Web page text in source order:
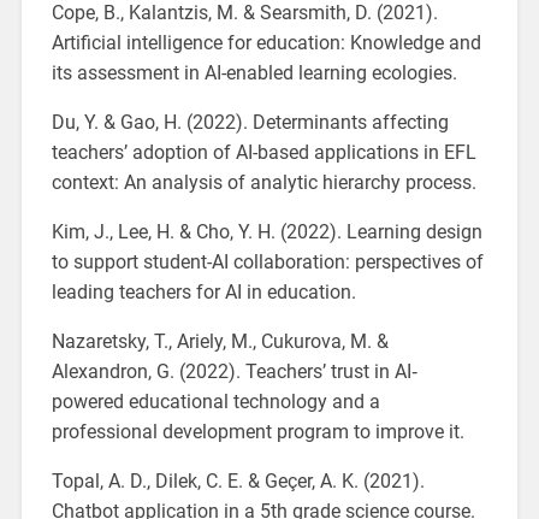
Cope, B., Kalantzis, M. & Searsmith, D. (2021).
Artificial intelligence for education: Knowledge and
its assessment in AI-enabled learning ecologies.
Du, Y. & Gao, H. (2022). Determinants affecting
teachers’ adoption of AI-based applications in EFL
context: An analysis of analytic hierarchy process.
Kim, J., Lee, H. & Cho, Y. H. (2022). Learning design
to support student-AI collaboration: perspectives of
leading teachers for AI in education.
Nazaretsky, T., Ariely, M., Cukurova, M. &
Alexandron, G. (2022). Teachers’ trust in AI‐
powered educational technology and a
professional development program to improve it.
Topal, A. D., Dilek, C. E. & Geçer, A. K. (2021).
Chatbot application in a 5th grade science course.